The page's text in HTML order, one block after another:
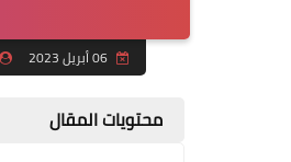
06 أبريل 2023
محتويات المقال